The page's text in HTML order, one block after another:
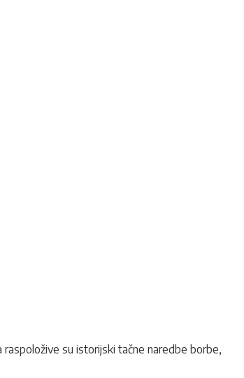
su istorijski tačne naredbe borbe,